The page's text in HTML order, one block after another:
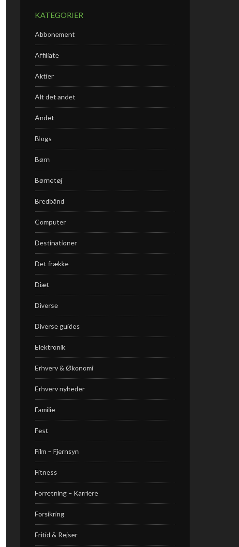
KATEGORIER
Abbonement
Affiliate
Aktier
Alt det andet
Andet
Blogs
Børn
Børnetøj
Bredbånd
Computer
Destinationer
Det frække
Diæt
Diverse
Diverse guides
Elektronik
Erhverv & Økonomi
Erhverv nyheder
Familie
Fest
Film – Fjernsyn
Fitness
Forretning – Karriere
Forsikring
Fritid & Rejser